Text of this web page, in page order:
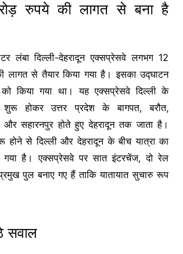
रुपये की लागत से बना है
लंबा दिल्ली-देहरादून एक्सप्रेसवे लगभग 12
लागत से तैयार किया गया है। इसका उद्घाटन
किया गया था। यह एक्सप्रेसवे दिल्ली के
शुरू होकर उत्तर प्रदेश के बागपत, बरौत,
और सहारनपुर होते हुए देहरादून तक जाता है।
होने से दिल्ली और देहरादून के बीच यात्रा का
है। एक्सप्रेसवे पर सात इंटरचेंज, दो रेल
पुल बनाए गए हैं ताकि यातायात सुचारु रूप
सवाल